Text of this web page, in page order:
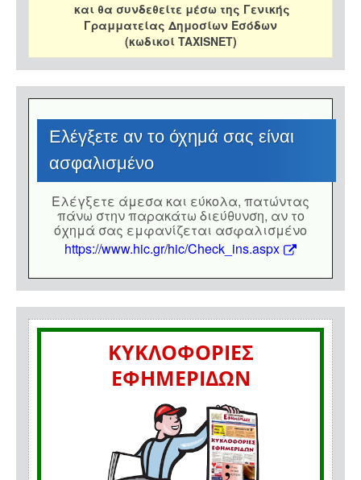
και θα συνδεθείτε μέσω της Γενικής
Γραμματείας Δημοσίων Εσόδων
(κωδικοί TAXISNET)
Eλέγξετε αν το όχημά σας είναι
ασφαλισμένο
Eλέγξετε άμεσα και εύκολα, πατώντας
πάνω στην παρακάτω διεύθυνση, αν το
όχημά σας εμφανίζεται ασφαλισμένο
https://www.hic.gr/hic/Check_ins.aspx
ΚΥΚΛΟΦΟΡΙΕΣ
ΕΦΗΜΕΡΙΔΩΝ